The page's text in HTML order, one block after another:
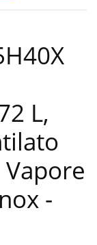
L,
-